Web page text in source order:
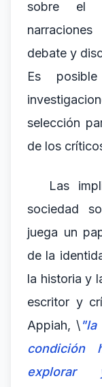
sobre el
debate y
Es
selección
de los
Las
sociedad
juega un
de la
la historia y
escritor y
Appiah, \"la
condición
explorar